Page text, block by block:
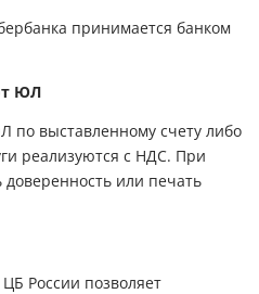
принимается банком
ЮЛ
по выставленному счету либо
реализуются с НДС. При
доверенность или печать
России позволяет